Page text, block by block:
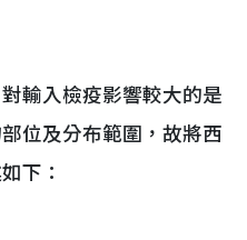
入檢疫影響較大的是
位及分布範圍，故將西
下：